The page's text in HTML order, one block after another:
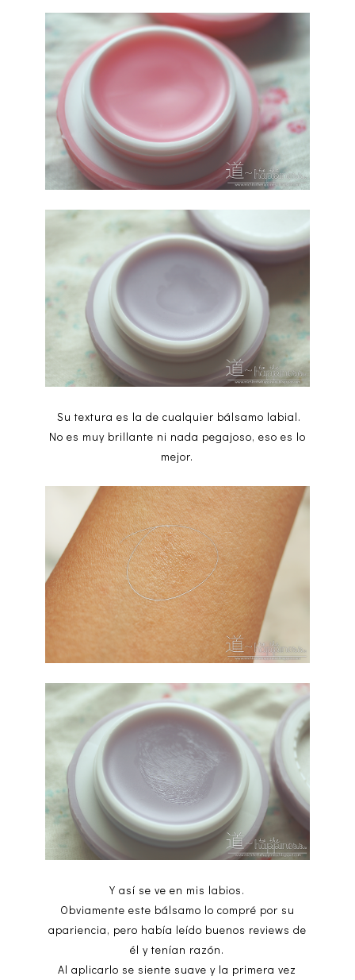
Su textura es la de cualquier bálsamo labial.
No es muy brillante ni nada pegajoso, eso es lo
mejor.
Y así se ve en mis labios.
Obviamente este bálsamo lo compré por su
apariencia, pero había leído buenos reviews de
él y tenían razón.
Al aplicarlo se siente suave y la primera vez